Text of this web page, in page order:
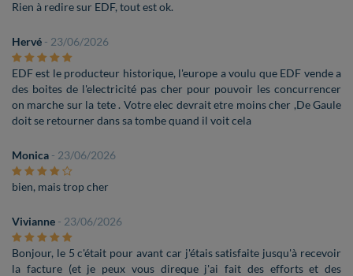
Rien à redire sur EDF, tout est ok.
Hervé - 23/06/2026
EDF est le producteur historique, l'europe a voulu que EDF vende a
des boites de l'electricité pas cher pour pouvoir les concurrencer
on marche sur la tete . Votre elec devrait etre moins cher ,De Gaule
doit se retourner dans sa tombe quand il voit cela
Monica - 23/06/2026
bien, mais trop cher
Vivianne - 23/06/2026
Bonjour, le 5 c'était pour avant car j'étais satisfaite jusqu'à recevoir
la facture (et je peux vous direque j'ai fait des efforts et des